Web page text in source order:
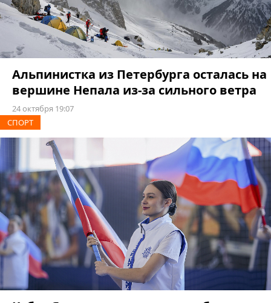
Альпинистка из Петербурга осталась на
вершине Непала из-за сильного ветра
24 октября 19:07
СПОРТ